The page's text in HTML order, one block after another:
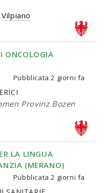
Vilpiano
ONCOLOGIA
Pubblicata2 giorni fa
Provinz Bozen
LA LINGUA
(MERANO)
Pubblicata2 giorni fa